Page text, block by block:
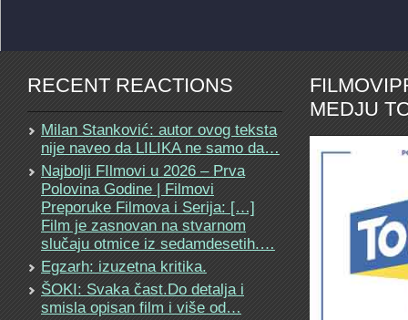
RECENT REACTIONS
Milan Stanković: autor ovog teksta
nije naveo da LILIKA ne samo da…
Najbolji FIlmovi u 2026 – Prva
Polovina Godine | Filmovi
Preporuke Filmova i Serija: […]
Film je zasnovan na stvarnom
slučaju otmice iz sedamdesetih.…
Egzarh: izuzetna kritika.
ŠOKI: Svaka čast.Do detalja i
smisla opisan film i više od…
MEDJU